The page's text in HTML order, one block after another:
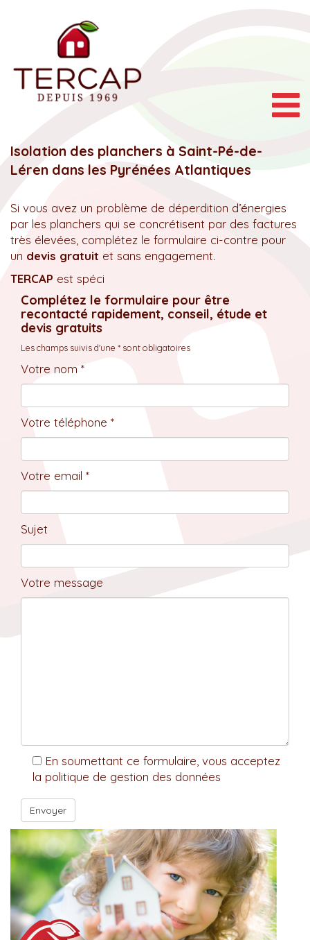
Isolation des planchers à Saint-Pé-de-
Léren dans les Pyrénées Atlantiques
Si vous avez un problème de déperdition d’énergies
par les planchers qui se concrétisent par des factures
très élevées, complétez le formulaire ci-contre pour
un devis gratuit et sans engagement.
TERCAP est spéci
Complétez le formulaire pour être
recontacté rapidement, conseil, étude et
devis gratuits
Les champs suivis d'une * sont obligatoires
Votre nom *
Votre téléphone *
Votre email *
Sujet
Votre message
En soumettant ce formulaire, vous acceptez
la politique de gestion des données